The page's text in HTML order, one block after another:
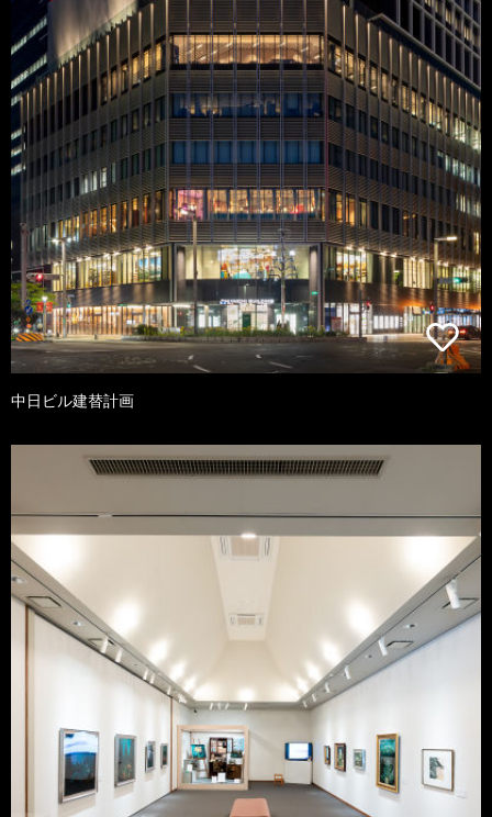
中日ビル建替計画